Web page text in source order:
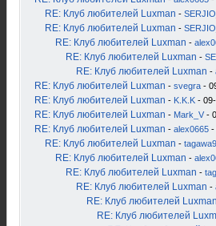
RE: Клуб любителей Luxman - SERJIO_
RE: Клуб любителей Luxman - SERJIO_
RE: Клуб любителей Luxman -
RE: Клуб любителей Luxman -
RE: Клуб любителей Luxman -
RE: Клуб любителей Luxman - svegra -
RE: Клуб любителей Luxman - K.K.K -
RE: Клуб любителей Luxman - Mark_V -
RE: Клуб любителей Luxman - alex0665 -
RE: Клуб любителей Luxman -
RE: Клуб любителей Luxman -
RE: Клуб любителей Luxman -
RE: Клуб любителей Luxman -
RE: Клуб любителей Luxman
RE: Клуб любителей